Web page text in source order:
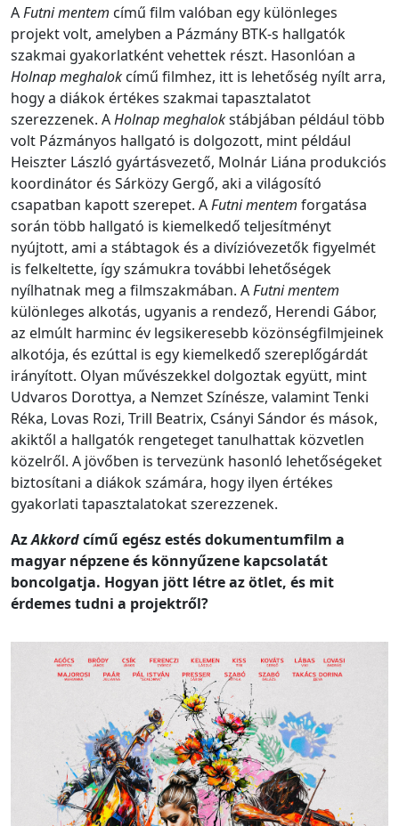
A Futni mentem című film valóban egy különleges
projekt volt, amelyben a Pázmány BTK-s hallgatók
szakmai gyakorlatként vehettek részt. Hasonlóan a
Holnap meghalok című filmhez, itt is lehetőség nyílt arra,
hogy a diákok értékes szakmai tapasztalatot
szerezzenek. A Holnap meghalokstábjában például több
volt Pázmányos hallgató is dolgozott, mint például
Heiszter László gyártásvezető, Molnár Liána produkciós
koordinátor és Sárközy Gergő, aki a világosító
csapatban kapott szerepet. A Futni mentem forgatása
során több hallgató is kiemelkedő teljesítményt
nyújtott, ami a stábtagok és a divízióvezetők figyelmét
is felkeltette, így számukra további lehetőségek
nyílhatnak meg a filmszakmában. A Futni mentem
különleges alkotás, ugyanis a rendező, Herendi Gábor,
az elmúlt harminc év legsikeresebb közönségfilmjeinek
alkotója, és ezúttal is egy kiemelkedő szereplőgárdát
irányított. Olyan művészekkel dolgoztak együtt, mint
Udvaros Dorottya, a Nemzet Színésze, valamint Tenki
Réka, Lovas Rozi, Trill Beatrix, Csányi Sándor és mások,
akiktől a hallgatók rengeteget tanulhattak közvetlen
közelről. A jövőben is tervezünk hasonló lehetőségeket
biztosítani a diákok számára, hogy ilyen értékes
gyakorlati tapasztalatokat szerezzenek.
AzAkkordcímű egész estés dokumentumfilm a
magyar népzene és könnyűzene kapcsolatát
boncolgatja. Hogyan jött létre az ötlet, és mit
érdemes tudni a projektről?